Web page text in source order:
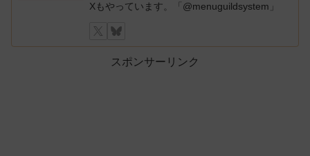
Xもやっています。「@menuguildsystem」
スポンサーリンク